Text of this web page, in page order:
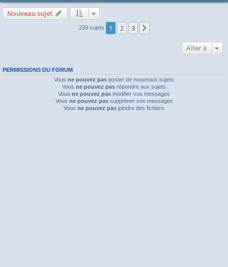
Nouveau sujet
239 sujets 1 2 3
Aller à
PERMISSIONS DU FORUM
Vous ne pouvez pas poster de nouveaux sujets
Vous ne pouvez pas répondre aux sujets
Vous ne pouvez pas modifier vos messages
Vous ne pouvez passupprimer vos messages
Vous ne pouvez pas joindre des fichiers